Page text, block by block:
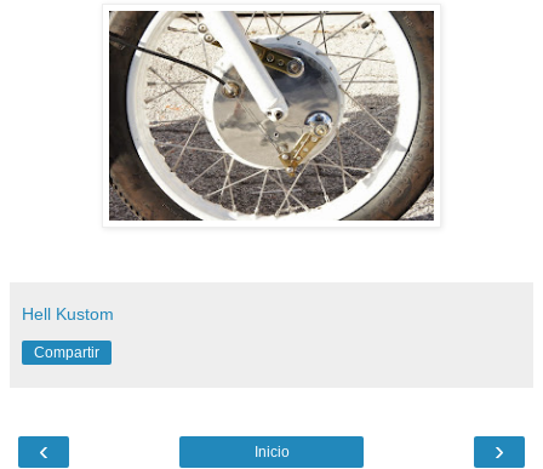
Hell Kustom
Compartir
‹ ›
Inicio